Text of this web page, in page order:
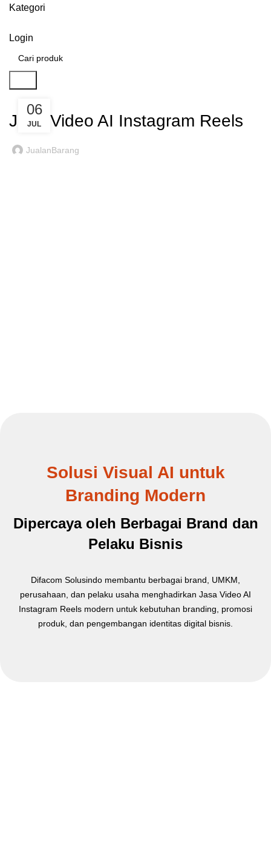
Kategori
Login
Jasa Video AI Instagram Reels
JualanBarang
06
JUL
Solusi Visual AI untuk
Branding Modern
Dipercaya oleh Berbagai Brand dan
Pelaku Bisnis
Difacom Solusindo membantu berbagai brand, UMKM,
perusahaan, dan pelaku usaha menghadirkan Jasa Video AI
Instagram Reels modern untuk kebutuhan branding, promosi
produk, dan pengembangan identitas digital bisnis.